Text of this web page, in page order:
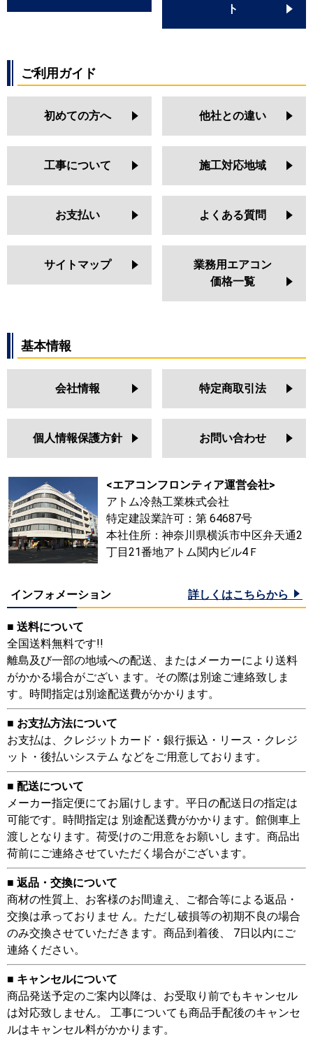
ト
ご利用ガイド
初めての方へ 他社との違い
工事について 施工対応地域
お支払い よくある質問
サイトマップ
業務用エアコン
価格一覧
基本情報
会社情報 特定商取引法
個人情報保護方針 お問い合わせ
<エアコンフロンティア運営会社>
アトム冷熱工業株式会社
特定建設業許可：第 64687号
本社住所：神奈川県横浜市中区弁天通2
丁目21番地アトム関内ビル4Ｆ
インフォメーション 詳しくはこちらから
■ 送料について
全国送料無料です!!
離島及び一部の地域への配送、またはメーカーにより送料
がかかる場合がござい ます。その際は別途ご連絡致しま
す。時間指定は別途配送費がかかります。
■ お支払方法について
お支払は、クレジットカード・銀行振込・リース・クレジ
ット・後払いシステム などをご用意しております。
■ 配送について
メーカー指定便にてお届けします。平日の配送日の指定は
可能です。時間指定は 別途配送費がかかります。館側車上
渡しとなります。荷受けのご用意をお願いし ます。商品出
荷前にご連絡させていただく場合がございます。
■ 返品・交換について
商材の性質上、お客様のお間違え、ご都合等による返品・
交換は承っておりませ ん。ただし破損等の初期不良の場合
のみ交換させていただきます。商品到着後、 7日以内にご
連絡ください。
■ キャンセルについて
商品発送予定のご案内以降は、お受取り前でもキャンセル
は対応致しません。 工事についても商品手配後のキャンセ
ルはキャンセル料がかかります。